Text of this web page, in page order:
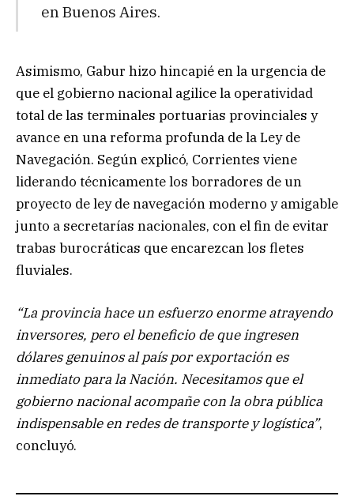
en Buenos Aires.
Asimismo, Gabur hizo hincapié en la urgencia de
que el gobierno nacional agilice la operatividad
total de las terminales portuarias provinciales y
avance en una reforma profunda de la Ley de
Navegación. Según explicó, Corrientes viene
liderando técnicamente los borradores de un
proyecto de ley de navegación moderno y amigable
junto a secretarías nacionales, con el fin de evitar
trabas burocráticas que encarezcan los fletes
fluviales.
“La provincia hace un esfuerzo enorme atrayendo
inversores, pero el beneficio de que ingresen
dólares genuinos al país por exportación es
inmediato para la Nación. Necesitamos que el
gobierno nacional acompañe con la obra pública
indispensable en redes de transporte y logística”,
concluyó.